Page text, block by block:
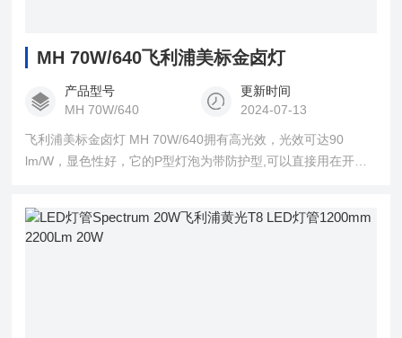
MH 70W/640飞利浦美标金卤灯
产品型号
MH 70W/640
更新时间
2024-07-13
飞利浦美标金卤灯 MH 70W/640拥有高光效，光效可达90
lm/W，显色性好，它的P型灯泡为带防护型,可以直接用在开发